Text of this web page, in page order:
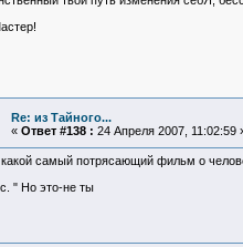
Re: из Тайного...
« Ответ #138 : 24 Апреля 2007, 11:02:59
самый потрясающий фильм о
" Но это-не ты